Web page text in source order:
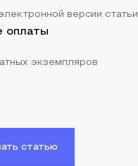
версии статьи
оплаты
экземпляров
статью